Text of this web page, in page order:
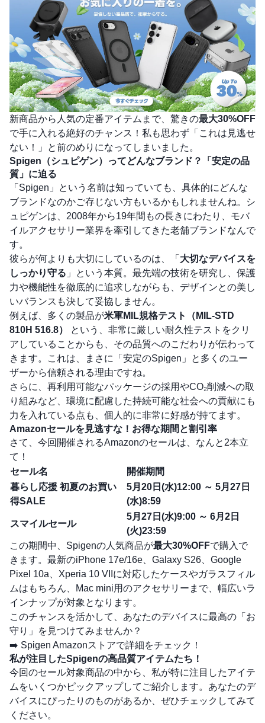
新商品から人気の定番アイテムまで、驚きの最大30%OFF
で手に入れる絶好のチャンス！私も思わず「これは見逃せ
ない！」と前のめりになってしまいました。
Spigen（シュピゲン）ってどんなブランド？「安定の品
質」に迫る
「Spigen」という名前は知っていても、具体的にどんな
ブランドなのかご存じない方もいるかもしれませんね。シ
ュピゲンは、2008年から19年間もの長きにわたり、モバ
イルアクセサリー業界を牽引してきた老舗ブランドなんで
す。
彼らが何よりも大切にしているのは、「 大切なデバイスを
しっかり守る 」という本質。最先端の技術を研究し、保護
力や機能性を徹底的に追求しながらも、デザインとの美し
いバランスも決して妥協しません。
例えば、多くの製品が米軍MIL規格テスト（MIL-STD
810H 516.8）
という、非常に厳しい耐久性テストをクリ
アしていることからも、その品質へのこだわりが伝わって
きます。これは、まさに「安定のSpigen」と多くのユー
ザーから信頼される理由ですね。
さらに、再利用可能なパッケージの採用やCO₂削減への取
り組みなど、環境に配慮した持続可能な社会への貢献にも
力を入れている点も、個人的に非常に好感が持てます。
Amazonセールを見逃すな！お得な期間と割引率
さて、今回開催されるAmazonのセールは、なんと2本立
て！
セール名
開催期間
暮らし応援 初夏のお買い
得SALE
5月20日(水)12:00 ～ 5月27日
(水)8:59
スマイルセール
5月27日(水)9:00 ～ 6月2日
(火)23:59
この期間中、Spigenの人気商品が最大30%OFFで購入で
きます。最新のiPhone 17e/16e、Galaxy S26、Google
Pixel 10a、Xperia 10 VIIに対応したケースやガラスフィル
ムはもちろん、Mac mini用のアクセサリーまで、幅広いラ
インナップが対象となります。
このチャンスを活かして、あなたのデバイスに最高の「お
守り」を見つけてみませんか？
➡️ Spigen Amazonストアで詳細をチェック！
私が注目したSpigenの高品質アイテムたち！
今回のセール対象商品の中から、私が特に注目したアイテ
ムをいくつかピックアップしてご紹介します。あなたのデ
バイスにぴったりのものがあるか、ぜひチェックしてみて
ください。